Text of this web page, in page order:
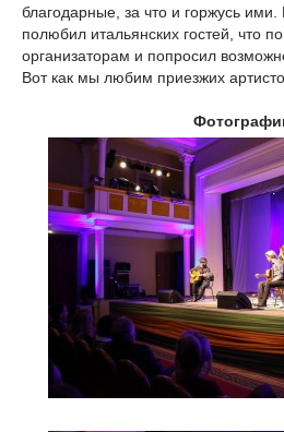
благодарные, за что и горжусь ими.
полюбил итальянских гостей, что
организаторам и попросил
Вот как мы любим приезжих